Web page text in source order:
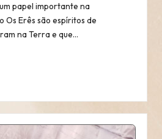
papel importante na
Os Erês são espíritos de
na Terra e que…